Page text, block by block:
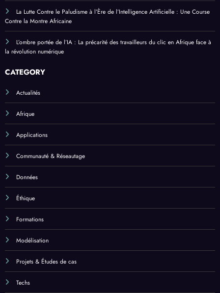
La Lutte Contre le Paludisme à l’Ère de l’Intelligence Artificielle : Une Course
Contre la Montre Africaine
L’ombre portée de l’IA : La précarité des travailleurs du clic en Afrique face à
la révolution numérique
CATEGORY
Actualités
Afrique
Applications
Communauté & Réseautage
Données
Éthique
Formations
Modélisation
Projets & Études de cas
Techs